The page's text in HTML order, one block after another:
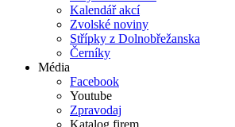
Kalendář akcí
Zvolské noviny
Střípky z Dolnobřežanska
Černíky
Média
Facebook
Youtube
Zpravodaj